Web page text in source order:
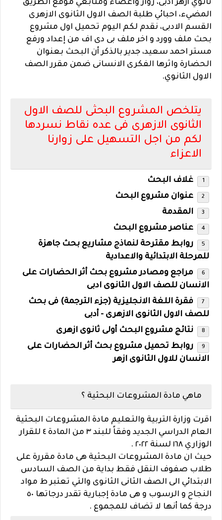
ثانوي أزهر ادبى، زوار واعضاء ومتابعي موقع الطريق
المضيء، احبائي طلبة الصف الاول الثانوى الازهرى
القسم الادبى، نقدم لكم اليوم تحميل اول مشروع
بحث ملف وورد و اخر ملف بى دى اف من إعداد ورفع
مستر احمد سعيد، جدير بالذكر أن البحث بعنوان
الحضارة واثرها الفكرى الانسانى ضمن مقرر الصف
الاول الثانوي.
يتلخص المشروع البحثى للصف الاول
الثانوى الازهرى فى عده نقاط نسردها
لكم من اجل التسهيل على زوارنا
الاعزاء
غلاف البحث
عنوان مشروع البحث
المقدمة
عناصر مشروع البحث
روابط مقترحة لنماذج مشاريع بحث جاهزة
للمرحلة الابتدائية والاعدادية
مراجع ومصادر مشروع بحث أثر الحضارات على
الانسان للصف الاول الثانوى ادبى
فقرة اللغة الانجليزية (جزء الترجمة) فى بحث
للصف الاول الثانوى الازهرى - أدبى
نتائج مشروع البحث أولى ثانوى ازهرى
روابط تحميل مشروع بحث أثر الحضارات على
الانسان للاول الثانوى ازهر
ماهي مادة المشروعات البحثية ؟
اقرت وزارة التربية والتعليم مادة المشروعات البحثية
العام الدراسي الجديد وفقاً للبند ٣ من المادة ٤ للقرار
الوزاري ١٦٨ لسنة ٢٠٢٢ .
حيث ان مادة المشروعات البحثية هى مادة مقررة على
طلاب صفوف النقل فقط بداية من الصف السادس
الابتدائي الى الصف الثانى الثانوى والتي تعتبر ط مواد
النجاح و الرسوب و هى مادة إجبارية تقدر درجاتها ٥٠
درجة كما أنها لا تضاف للمجموع .